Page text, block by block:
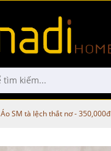
Áo SM tà lệch thắt nơ - 350,000đ